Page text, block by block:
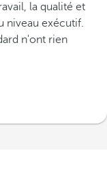
la qualité et
niveau exécutif.
n'ont rien